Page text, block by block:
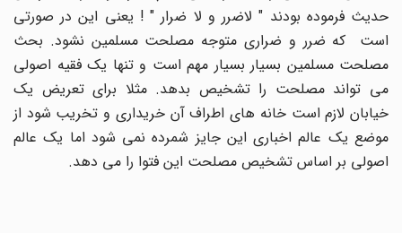
حدیث فرموده بودند " لاضرر و لا ضرار " ! یعنی این در صورتی
است که ضرر و ضراری متوجه مصلحت مسلمین نشود. بحث
مصلحت مسلمین بسیار بسیار مهم است و تنها یک فقیه اصولی
می تواند مصلحت را تشخیص بدهد. مثلا برای تعریض یک
خیابان لازم است خانه های اطراف آن خریداری و تخریب شود از
موضع یک عالم اخباری این جایز شمرده نمی شود اما یک عالم
اصولی بر اساس تشخیص مصلحت این فتوا را می دهد.